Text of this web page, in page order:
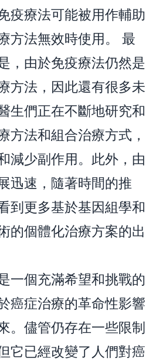
疫療法可能被用作輔助
方法無效時使用。 最
，由於免疫療法仍然是
方法，因此還有很多未
生們正在不斷地研究和
方法和組合治療方式，
減少副作用。此外，由
迅速，隨著時間的推
到更多基於基因組學和
的個體化治療方案的出
一個充滿希望和挑戰的
癌症治療的革命性影響
。儘管仍存在一些限制
它已經改變了人們對癌